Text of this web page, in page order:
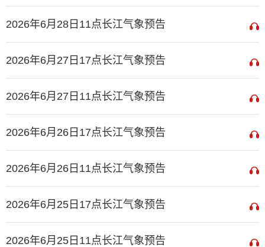
2026年6月28日11点长江气象预告
2026年6月27日17点长江气象预告
2026年6月27日11点长江气象预告
2026年6月26日17点长江气象预告
2026年6月26日11点长江气象预告
2026年6月25日17点长江气象预告
2026年6月25日11点长江气象预告